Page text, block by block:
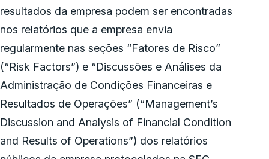
resultados da empresa podem ser encontradas
nos relatórios que a empresa envia
regularmente nas seções “Fatores de Risco”
(“Risk Factors”) e “Discussões e Análises da
Administração de Condições Financeiras e
Resultados de Operações” (“Management’s
Discussion and Analysis of Financial Condition
and Results of Operations”) dos relatórios